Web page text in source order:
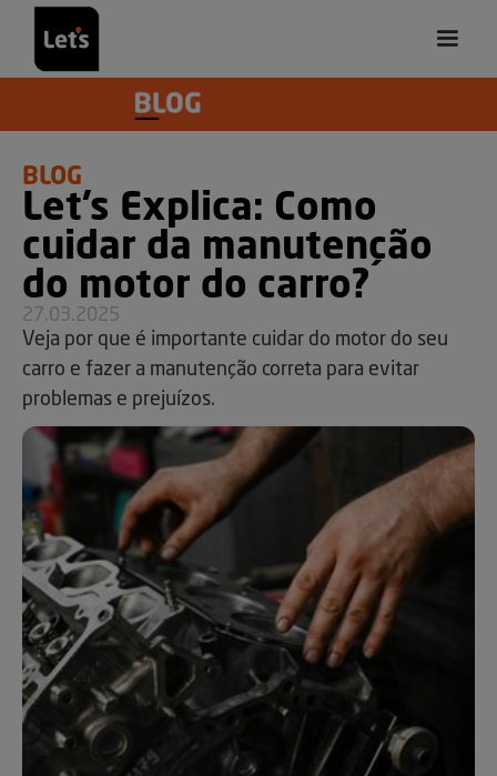
BLOG
Let’s Explica: Como
cuidar da manutenção
do motor do carro?
27.03.2025
Veja por que é importante cuidar do motor do seu
carro e fazer a manutenção correta para evitar
problemas e prejuízos.